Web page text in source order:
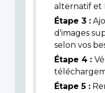
alternatif et
Étape 3 :
d'images
selon vos
Étape 4 :
Étape 5 :